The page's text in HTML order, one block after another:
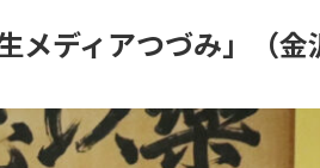
メディアつづみ」（